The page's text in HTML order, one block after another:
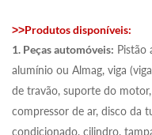
>>Produtos disponíveis:
1. Peças automóveis: Pistão
alumínio ou Almag, viga
de travão, suporte do
compressor de ar, disco da
condicionado, cilindro,